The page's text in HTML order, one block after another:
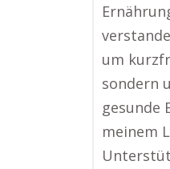
um
sondern
gesunde
meinem